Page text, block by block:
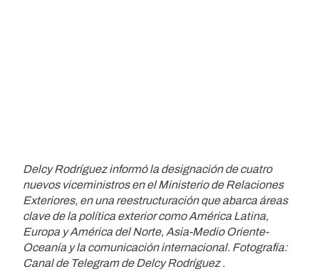
Delcy Rodríguez informó la designación de cuatro
nuevos viceministros en el Ministerio de Relaciones
Exteriores, en una reestructuración que abarca áreas
clave de la política exterior como América Latina,
Europa y América del Norte, Asia-Medio Oriente-
Oceanía y la comunicación internacional. Fotografía:
Canal de Telegram de Delcy Rodríguez .